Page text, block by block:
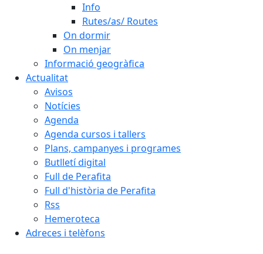
Info
Rutes/as/ Routes
On dormir
On menjar
Informació geogràfica
Actualitat
Avisos
Notícies
Agenda
Agenda cursos i tallers
Plans, campanyes i programes
Butlletí digital
Full de Perafita
Full d'història de Perafita
Rss
Hemeroteca
Adreces i telèfons